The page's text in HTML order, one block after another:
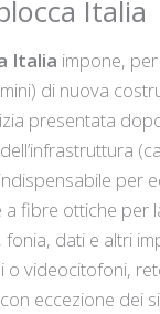
Italia
Italia impone,
di nuova
presentata
per
a fibre ottiche per
fonia, dati e altri
o videocitofoni,
eccezione dei